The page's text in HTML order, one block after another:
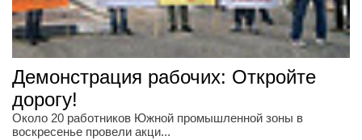
Демонстрация рабочих: Откройте
дорогу!
Около 20 работников Южной промышленной зоны в
воскресенье провели акци...